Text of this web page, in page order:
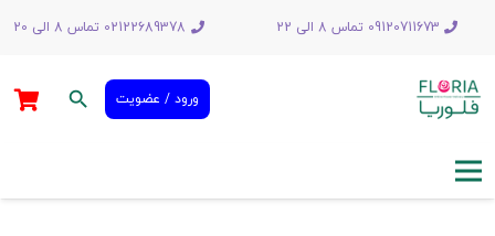
09120711673 تماس 8 الی 22 02122689378 تماس 8 الی 20
ورود / عضویت search